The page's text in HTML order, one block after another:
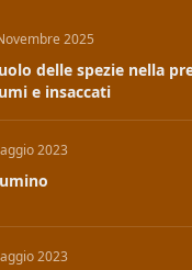
2025
delle spezie nella
e insaccati
2023
2023